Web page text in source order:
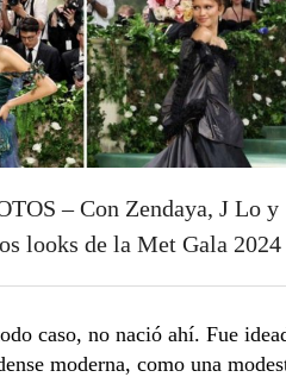
– Con Zendaya, J Lo y
looks de la Met Gala 2024
caso, no nació ahí. Fue
moderna, como una